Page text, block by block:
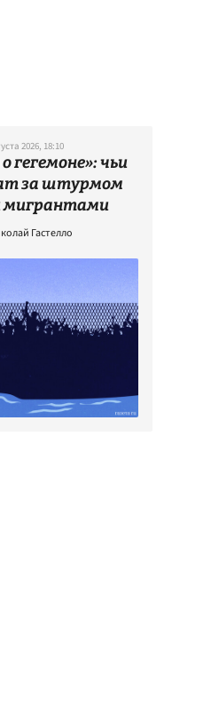
2026, 18:10
гегемоне»: чьи
за штурмом
мигрантами
Гастелло